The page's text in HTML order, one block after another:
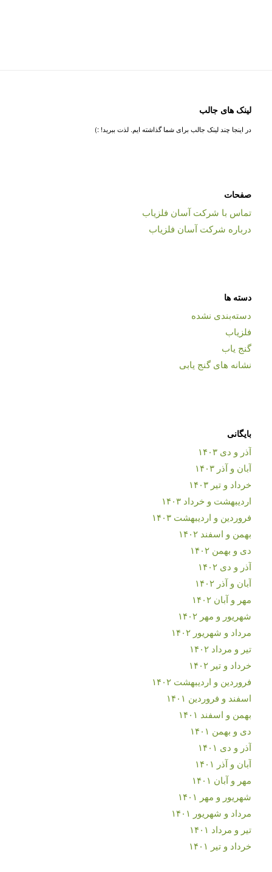
لینک های جالب
در اینجا چند لینک جالب برای شما گذاشته ایم. لذت ببرید! :)
صفحات
تماس با شرکت آسان فلزیاب
درباره شرکت آسان فلزیاب
دسته ها
دسته‌بندی نشده
فلزیاب
گنج یاب
نشانه های گنج یابی
بایگانی
آذر و دی ۱۴۰۳
آبان و آذر ۱۴۰۳
خرداد و تیر ۱۴۰۳
اردیبهشت و خرداد ۱۴۰۳
فروردین و اردیبهشت ۱۴۰۳
بهمن و اسفند ۱۴۰۲
دی و بهمن ۱۴۰۲
آذر و دی ۱۴۰۲
آبان و آذر ۱۴۰۲
مهر و آبان ۱۴۰۲
شهریور و مهر ۱۴۰۲
مرداد و شهریور ۱۴۰۲
تیر و مرداد ۱۴۰۲
خرداد و تیر ۱۴۰۲
فروردین و اردیبهشت ۱۴۰۲
اسفند و فروردین ۱۴۰۱
بهمن و اسفند ۱۴۰۱
دی و بهمن ۱۴۰۱
آذر و دی ۱۴۰۱
آبان و آذر ۱۴۰۱
مهر و آبان ۱۴۰۱
شهریور و مهر ۱۴۰۱
مرداد و شهریور ۱۴۰۱
تیر و مرداد ۱۴۰۱
خرداد و تیر ۱۴۰۱